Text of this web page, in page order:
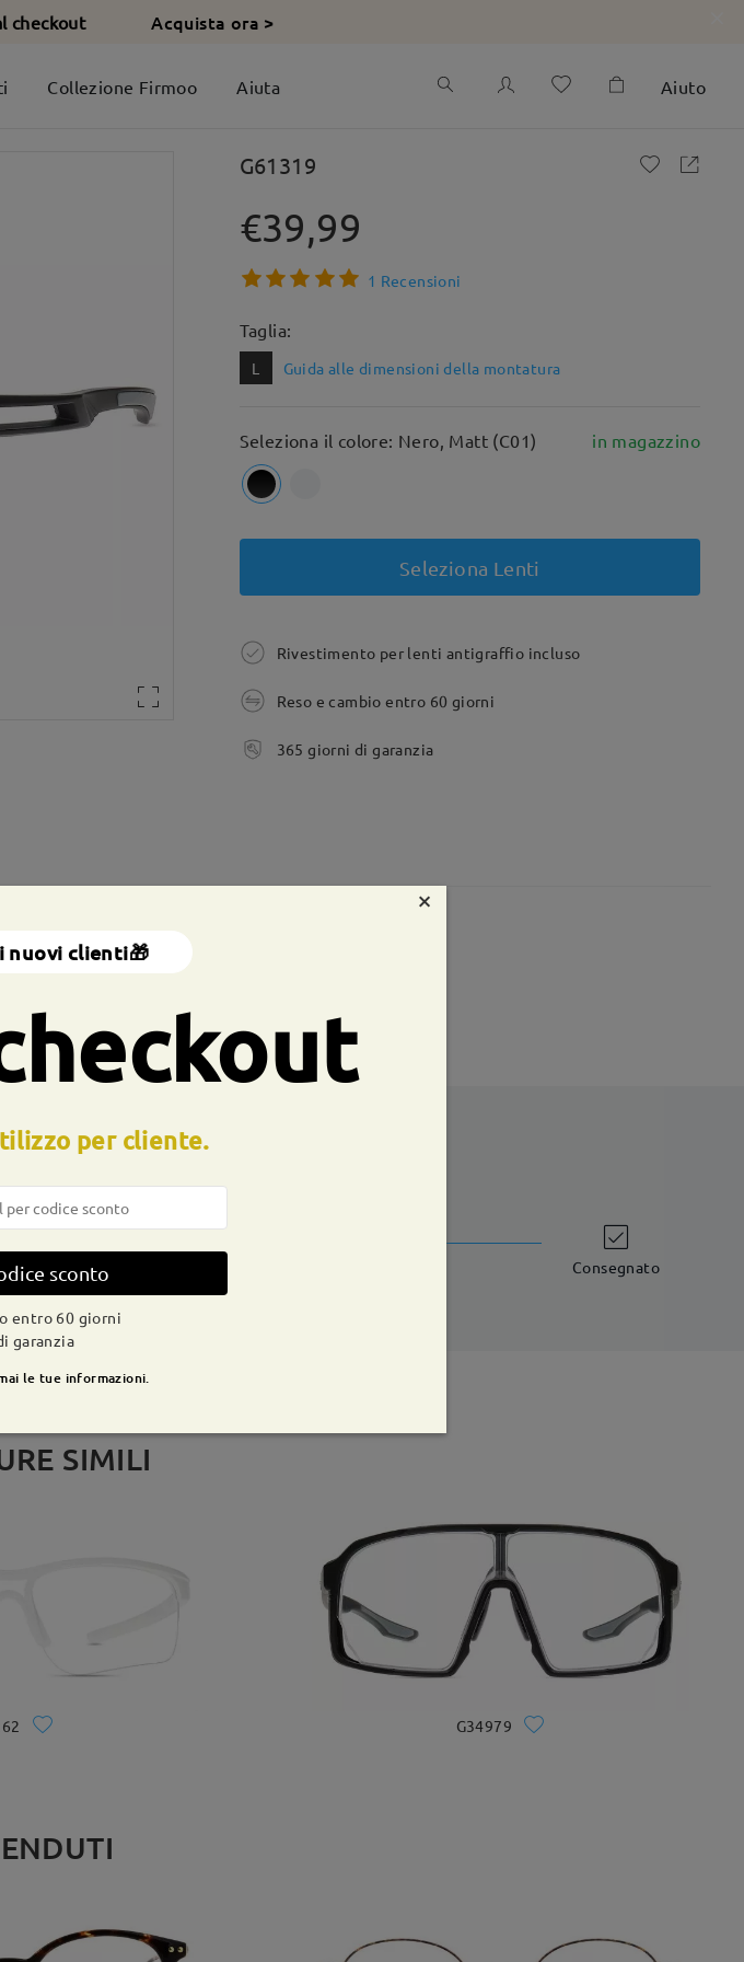
checkout Acquista ora >
Collezione Firmoo Aiuta Aiuto
G61319
€39,99
1 Recensioni
Taglia:
L Guida alle dimensioni della montatura
Seleziona il colore: Nero, Matt (C01) in magazzino
Seleziona Lenti
Rivestimento per lenti antigraffio incluso
Reso e cambio entro 60 giorni
365 giorni di garanzia
Dimensione diagonale della lente:
Spedito 9-21 giorni lavorativi Consegnato
SIMILI
G34979
×
nuovi clienti🎁
per cliente.
sconto
entro 60 giorni
garanzia
le tue informazioni.